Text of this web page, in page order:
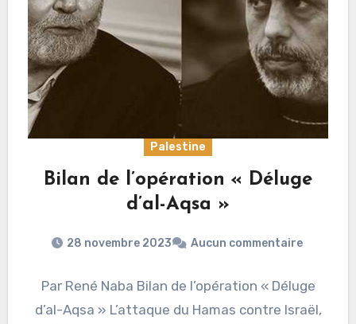
Palestine
Bilan de l’opération « Déluge
d’al-Aqsa »
28 novembre 2023 Aucun commentaire
Par René Naba Bilan de l’opération « Déluge
d’al-Aqsa » L’attaque du Hamas contre Israël,